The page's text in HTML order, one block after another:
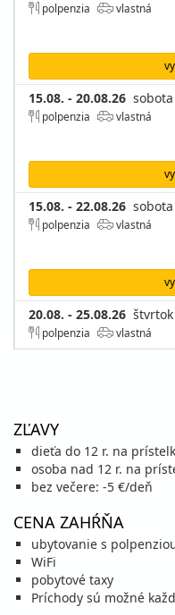
polpenzia
vlastná
15.08. - 20.08.26
polpenzia
vlastná
15.08. - 22.08.26
polpenzia
vlastná
20.08. - 25.08.26
polpenzia
vlastná
22.08. - 29.08.26
25.08. - 30.08.26
polpenzia
vlastná
ZĽAVY
dieťa do 12 r. na
osoba nad 12 r. na
bez večere: -5 €/deň
CENA ZAHŔŇA
ubytovanie s
WiFi
pobytové taxy
Príchody sú možné